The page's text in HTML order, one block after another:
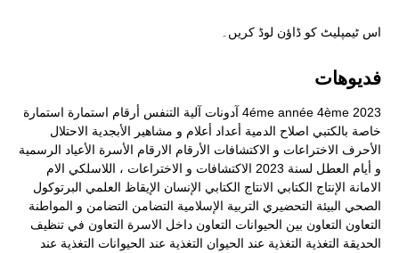
اس ٹیمپلیٹ کو ڈاؤن لوڈ کریں۔
فديوهات
2023
4ème
4éme année آدونات آلية التنفس أرقام استمارة استمارة
خاصة بالكتبي اصلاح الدمية أعداد أعلام و مشاهير الأبجدية الاحتلال
الأحرف الاختراعات و الاكتشافات الأرقام الارقام الأسرة الأعياد الرسمية
و أيام العطل لسنة 2023
الاكتشافات و الاختراعات ، اللاسلكي الام
الامانة الإنتاج الكتابي الانتاج الكتابي الإنسان الإيقاظ العلمي البرتوكول
الصحي البيئة التحضيري التربية الإسلامية التضامن التضامن و المواطنة
التعاون التعاون بين الحيوانات التعاون داخل الاسرة التعاون في تنظيف
الحديقة التغذية التغذية عند الحيوان التغذية عند الحيوانات التغذية عند